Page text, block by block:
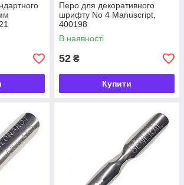
Перо для декоративного
шрифту No 4 Manuscript,
400198
В наявності
52 ₴
Купити